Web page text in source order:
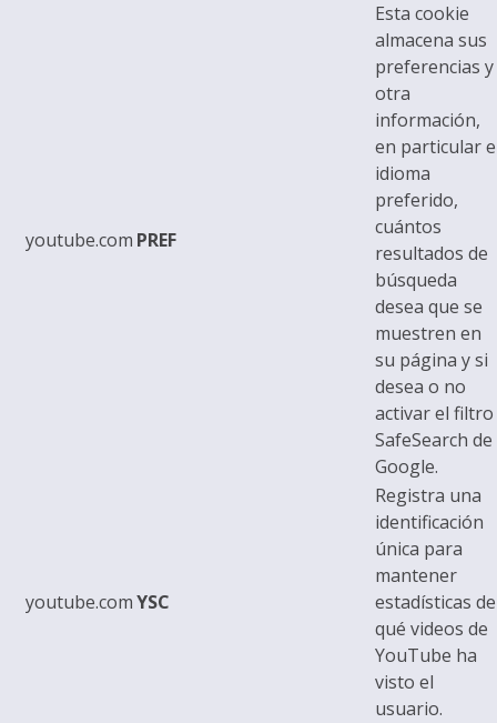
youtube.com PREF
Esta cookie
almacena sus
preferencias y
otra
información,
en particular
idioma
preferido,
cuántos
resultados de
búsqueda
desea que se
muestren en
su página y si
desea o no
activar el filtro
SafeSearch de
Google.
youtube.comYSC
Registra una
identificación
única para
mantener
estadísticas de
qué videos de
YouTube ha
visto el
usuario.